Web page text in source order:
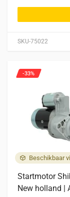
SKU-75022
-33%
Startmotor
New holland |